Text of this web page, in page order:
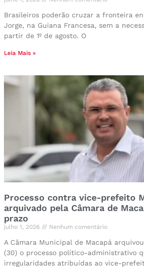
Brasileiros poderão cruzar a fronteira
Jorge, na Guiana Francesa, sem a
partir de 1º de agosto. O
Leia Mais »
Processo contra vice-prefeito
arquivado pela Câmara de
prazo
julho 1, 2026 Nenhum comentário
A Câmara Municipal de Macapá
(30) o processo político-administrativo
irregularidades atribuídas ao vice-